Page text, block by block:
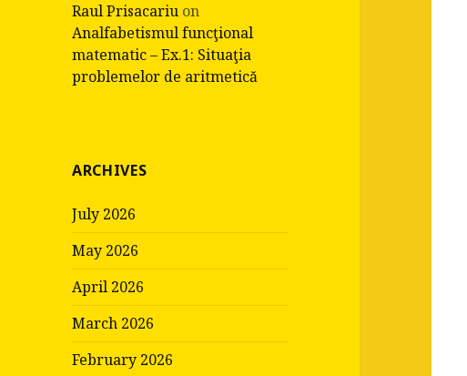
Raul Prisacariu on
Analfabetismul funcţional
matematic – Ex.1: Situaţia
problemelor de aritmetică
ARCHIVES
July 2026
May 2026
April 2026
March 2026
February 2026